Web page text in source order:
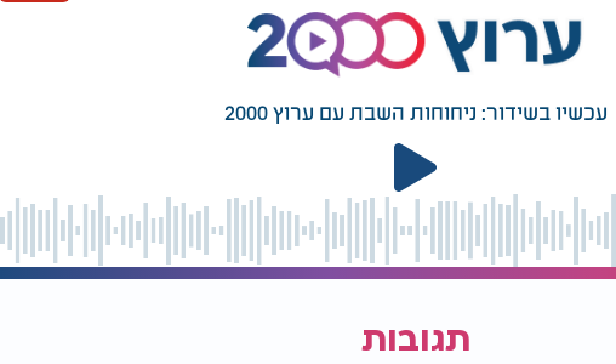
עכשיו בשידור: ניחוחות השבת עם ערוץ 2000
תגובות